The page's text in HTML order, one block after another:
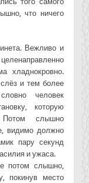
что ничего
Вежливо и
хладнокровно.
и тем более
человек
которую
Потом слышно
видимо должно
пару секунд
и ужаса.
потом слышно,
покинув место